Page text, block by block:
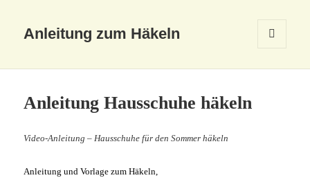
Anleitung zum Häkeln
WIDGETS
Anleitung Hausschuhe häkeln
Video-Anleitung – Hausschuhe für den Sommer häkeln
Anleitung und Vorlage zum Häkeln,